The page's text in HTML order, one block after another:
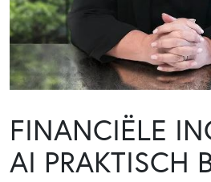
FINANCIËLE
AI PRAKTISCH